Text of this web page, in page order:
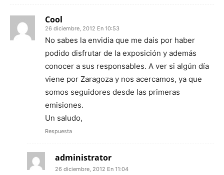
Cool
26 diciembre, 2012 En 10:53
No sabes la envidia que me dais por haber
podido disfrutar de la exposición y además
conocer a sus responsables. A ver si algún día
viene por Zaragoza y nos acercamos, ya que
somos seguidores desde las primeras
emisiones.
Un saludo,
Respuesta
administrator
26 diciembre, 2012 En 11:04